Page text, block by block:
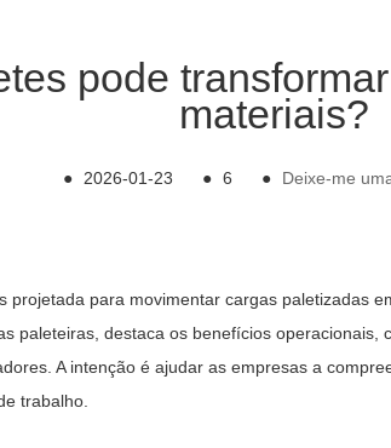
pode
materiais?
● 2026-01-23 ● 6 ● Deixe-me
projetada para movimentar cargas paletizadas
paleteiras, destaca os benefícios
A intenção é ajudar as empresas a
trabalho.